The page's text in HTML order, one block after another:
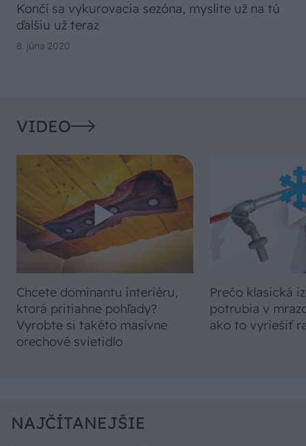
Končí sa vykurovacia sezóna, myslite už na tú
ďalšiu už teraz
8. júna 2020
VIDEO
Chcete dominantu interiéru,
ktorá pritiahne pohľady?
Vyrobte si takéto masívne
orechové svietidlo
Prečo klasická
potrubia v
ako to vyriešiť
NAJČÍTANEJŠIE